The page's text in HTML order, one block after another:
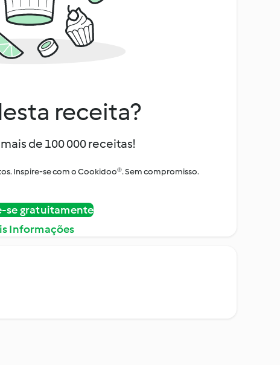
receita?
de 100 000 receitas!
Inspire-se com o Cookidoo®. Sem compromisso.
se gratuitamente
Informações